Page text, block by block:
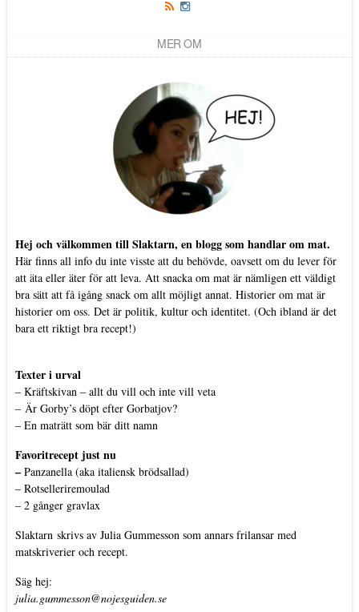
MER OM
Hej och välkommen till Slaktarn, en blogg som handlar om mat.
Här finns all info du inte visste att du behövde, oavsett om du lever för
att äta eller äter för att leva. Att snacka om mat är nämligen ett väldigt
bra sätt att få igång snack om allt möjligt annat. Historier om mat är
historier om oss. Det är politik, kultur och identitet. (Och ibland är det
bara ett riktigt bra recept!)
Texter i urval
– Kräftskivan – allt du vill och inte vill veta
– Är Gorby’s döpt efter Gorbatjov?
– En maträtt som bär ditt namn
Favoritrecept just nu
– Panzanella (aka italiensk brödsallad)
– Rotselleriremoulad
– 2 gånger gravlax
Slaktarn skrivs av Julia Gummesson som annars frilansar med
matskriverier och recept.
Säg hej:
julia.gummesson@nojesguiden.se